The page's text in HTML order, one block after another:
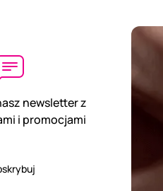
newsletter z
i promocjami